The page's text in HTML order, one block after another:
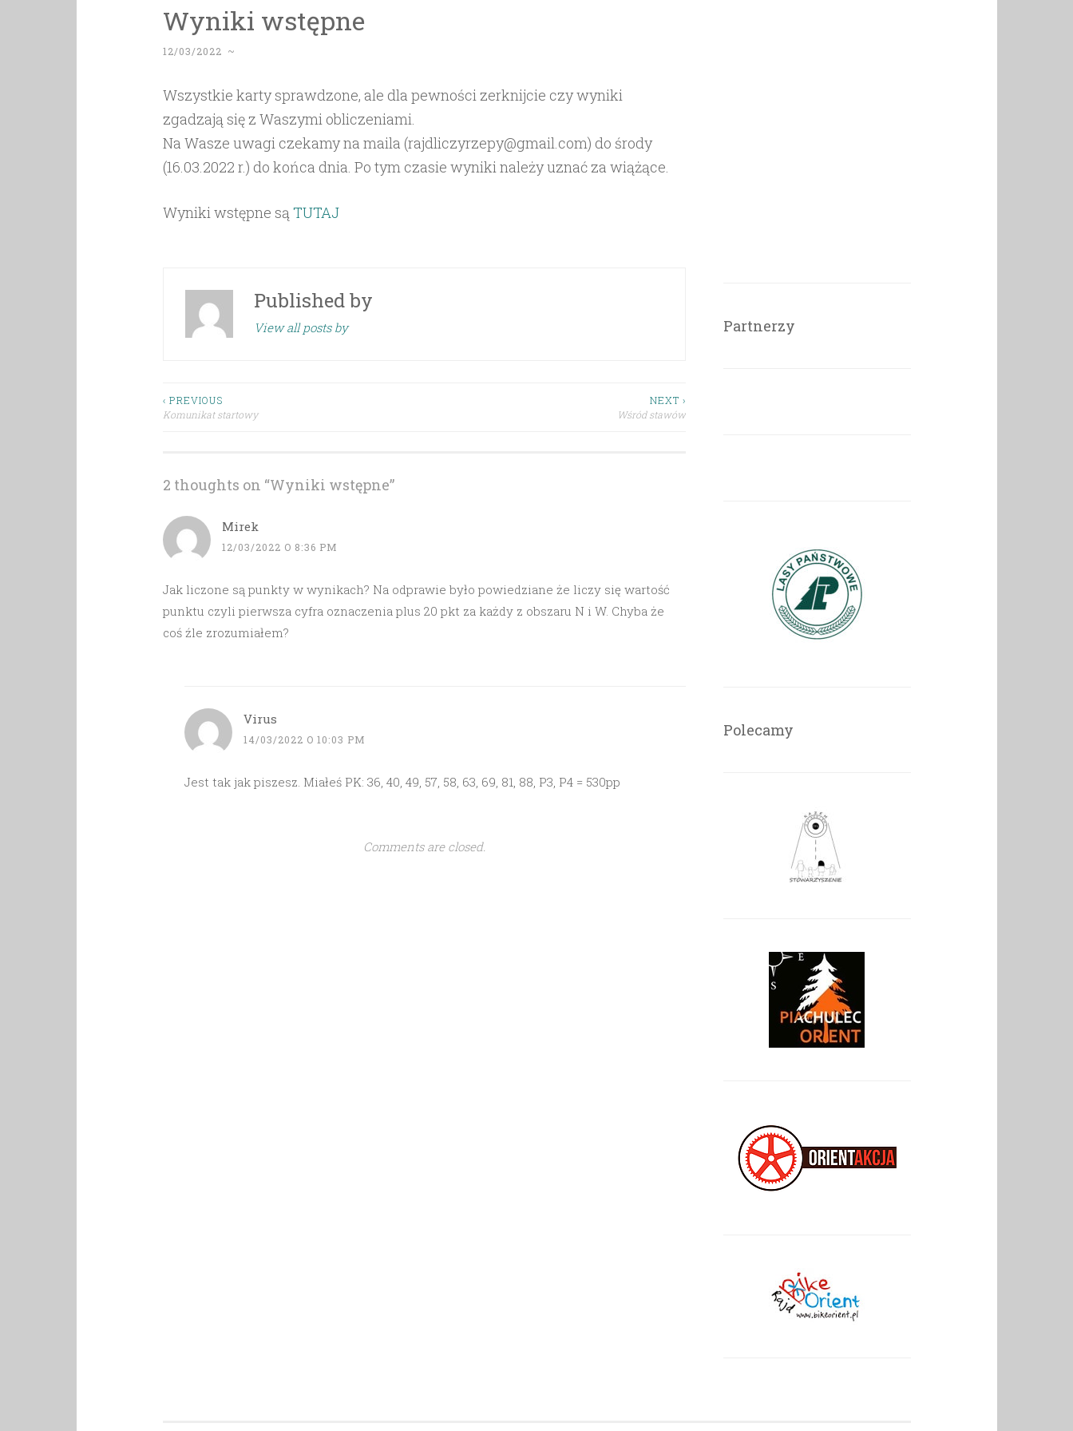
Wyniki wstępne
12/03/2022 ~
Wszystkie karty sprawdzone, ale dla pewności zerknijcie czy wyniki
zgadzają się z Waszymi obliczeniami.
Na Wasze uwagi czekamy na maila (rajdliczyrzepy@gmail.com) do środy
(16.03.2022 r.) do końca dnia. Po tym czasie wyniki należy uznać za wiążące.
Wyniki wstępne sąTUTAJ
Published by
View all posts by
Nawigacja
‹ PREVIOUS
Komunikat startowy
NEXT ›
Wśród stawów
2 thoughts on “Wyniki wstępne”
Mirek
12/03/2022 O 8:36 PM
Jak liczone są punkty w wynikach? Na odprawie było powiedziane że liczy się wartość
punktu czyli pierwsza cyfra oznaczenia plus 20 pkt za każdy z obszaru N i W. Chyba że
coś źle zrozumiałem?
Virus
14/03/2022 O 10:03 PM
Jest tak jak piszesz. Miałeś PK: 36, 40, 49, 57, 58, 63, 69, 81, 88, P3, P4 = 530pp
Comments are closed.
Partnerzy
Polecamy